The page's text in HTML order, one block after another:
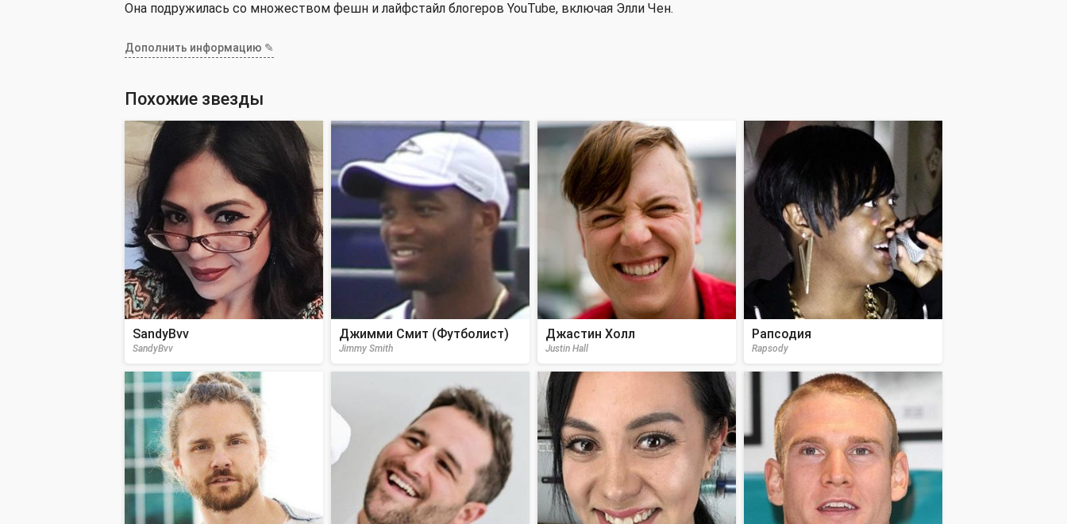
Она подружилась со множеством фешн и лайфстайл блогеров YouTube, включая Элли Чен.
Дополнить информацию ✎
Похожие звезды
SandyBvv
SandyBvv
Джимми Смит (Футболист)
Jimmy Smith
Джастин Холл
Justin Hall
Рапсодия
Rapsody